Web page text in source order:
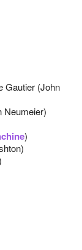
Gautier (John
Neumeier)
)